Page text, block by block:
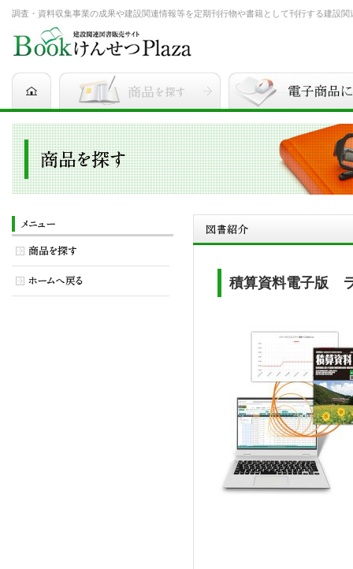
調査・資料収集事業の成果や建設関連情報等を定期刊行物や書籍として刊行する建設
積算資料電子版